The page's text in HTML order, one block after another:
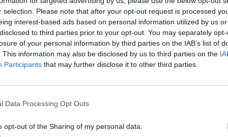
selection. Please note that after your opt-out request is processed
interest-based ads based on personal information utilized by us
to third parties prior to your opt-out. You may separately
of your personal information by third parties on the IAB’s list of
This information may also be disclosed by us to third parties on the
Participants that may further disclose it to other third parties.
Data Processing Opt Outs
opt-out of the Sharing of my personal data.
ΩΡΛ Συνέδριο
Περισσότερα...
Μοσχεύματα στη Διορθωτική Ρινοπλαστική”